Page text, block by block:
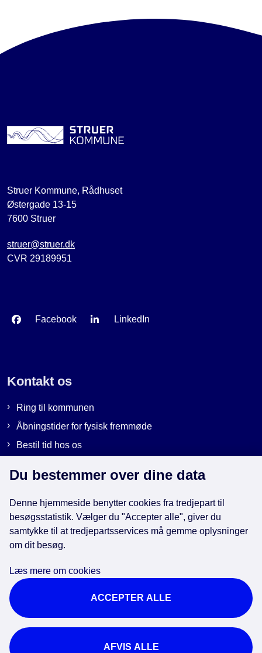
Struer Kommune, Rådhuset
Østergade 13-15
7600 Struer
struer@struer.dk
CVR 29189951
Facebook LinkedIn
Kontakt os
Ring til kommunen
Åbningstider for fysisk fremmøde
Bestil tid hos os
Genveje
EAN-numre i kommunen
Cookies
Tilgængelighedserklæring
Brug af kunstig intelligens
Du bestemmer over dine data
Denne hjemmeside benytter cookies fra tredjepart til
besøgsstatistik. Vælger du "Accepter alle", giver du
samtykke til at tredjepartsservices må gemme oplysninger
om dit besøg.
Læs mere om cookies
ACCEPTER ALLE
AFVIS ALLE